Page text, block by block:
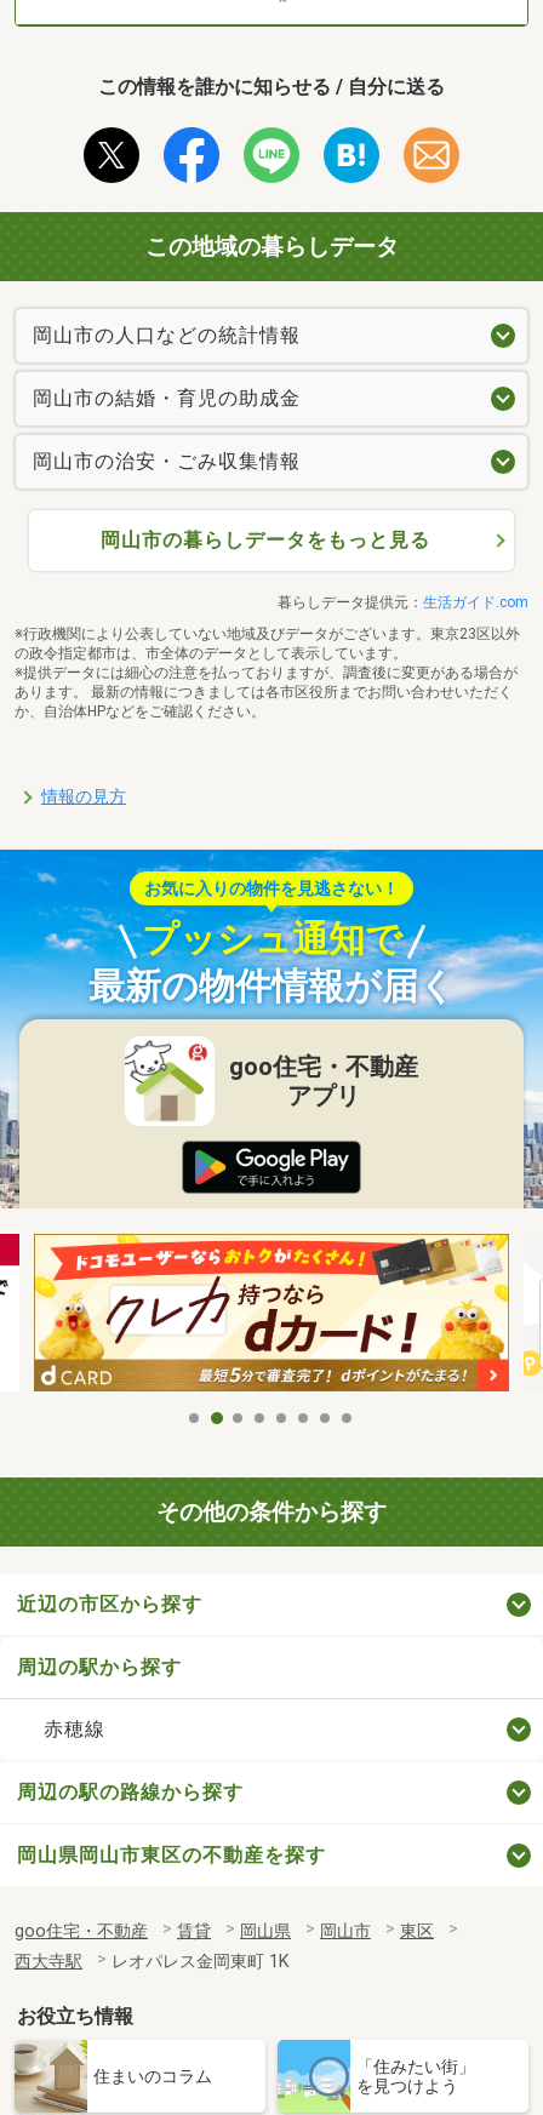
この情報を誰かに知らせる / 自分に送る
この地域の暮らしデータ
岡山市の人口などの統計情報
岡山市の結婚・育児の助成金
岡山市の治安・ごみ収集情報
岡山市の暮らしデータをもっと見る
暮らしデータ提供元： 生活ガイド.com
※行政機関により公表していない地域及びデータがございます。東京23区以外
の政令指定都市は、市全体のデータとして表示しています。
※提供データには細心の注意を払っておりますが、調査後に変更がある場合が
あります。 最新の情報につきましては各市区役所までお問い合わせいただく
か、自治体HPなどをご確認ください。
情報の見方
お気に入りの物件を見逃さない！
プッシュ通知で
最新の物件情報が届く
goo住宅・不動産
アプリ
その他の条件から探す
近辺の市区から探す
周辺の駅から探す
赤穂線
周辺の駅の路線から探す
岡山県岡山市東区の不動産を探す
goo住宅・不動産 賃貸 岡山県 岡山市
東区
西大寺駅
レオパレス金岡東町 1K
お役立ち情報
住まいのコラム
「住みたい街」
を見つけよう